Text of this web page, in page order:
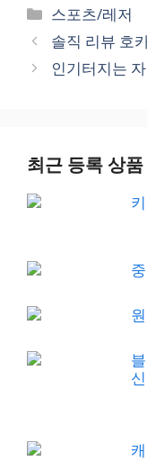
Categories
스포츠/레저
솔직 리뷰 호
인기터지는
최근 등록 상품